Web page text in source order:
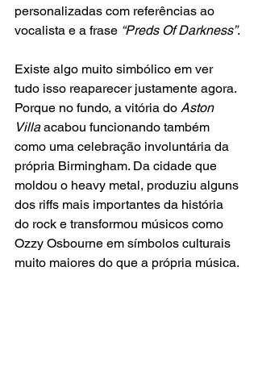
personalizadas com referências ao
vocalista e a frase “Preds Of Darkness”.
Existe algo muito simbólico em ver
tudo isso reaparecer justamente agora.
Porque no fundo, a vitória do Aston
Villa acabou funcionando também
como uma celebração involuntária da
própria Birmingham. Da cidade que
moldou o heavy metal, produziu alguns
dos riffs mais importantes da história
do rock e transformou músicos como
Ozzy Osbourne em símbolos culturais
muito maiores do que a própria música.